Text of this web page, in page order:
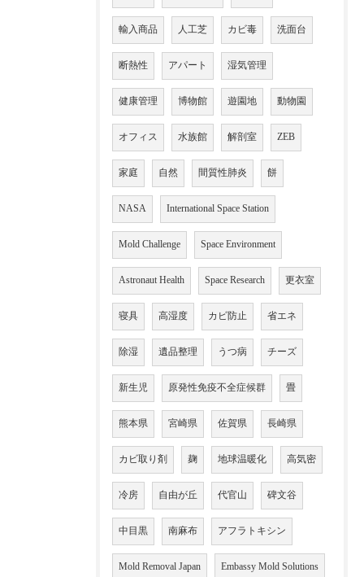
輸入商品 人工芝 カビ毒 洗面台
断熱性 アパート 湿気管理
健康管理 博物館 遊園地 動物園
オフィス 水族館 解剖室 ZEB
家庭 自然 間質性肺炎 餅
NASA International Space Station
Mold Challenge Space Environment
Astronaut Health Space Research 更衣室
寝具 高湿度 カビ防止 省エネ
除湿 遺品整理 うつ病 チーズ
新生児 原発性免疫不全症候群 畳
熊本県 宮崎県 佐賀県 長崎県
カビ取り剤 麹 地球温暖化 高気密
冷房 自由が丘 代官山 碑文谷
中目黒 南麻布 アフラトキシン
Mold Removal Japan Embassy Mold Solutions